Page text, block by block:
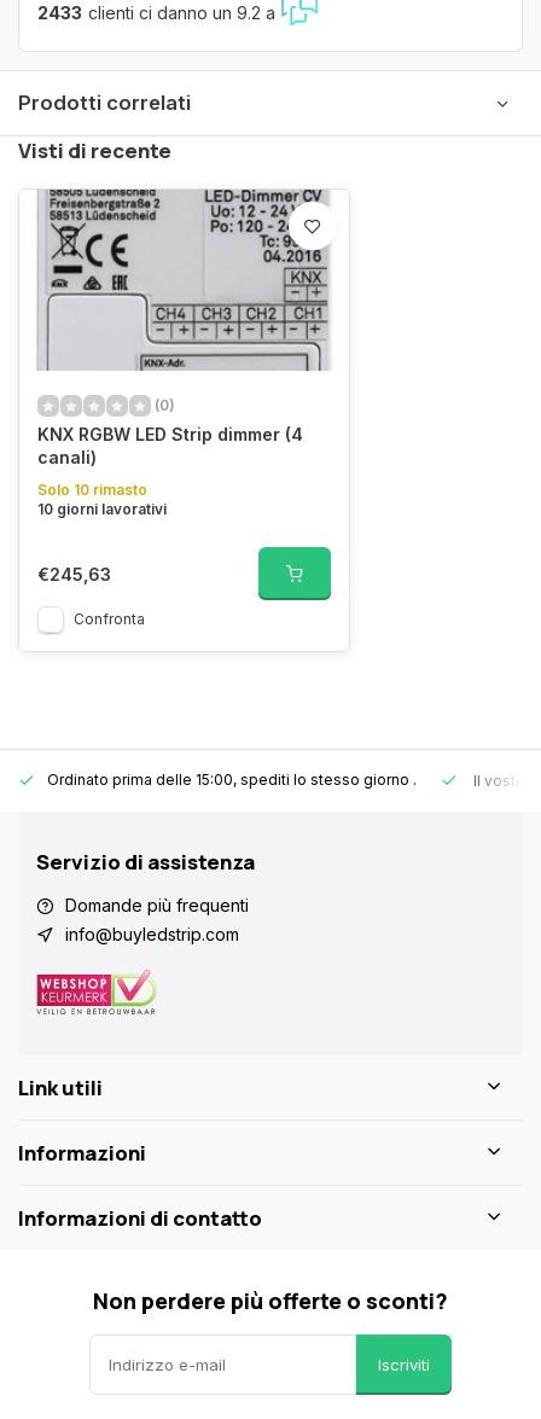
2433 clienti ci danno un 9.2 a
Prodotti correlati
Visti di recente
(0)
KNX RGBW LED Strip dimmer (4
canali)
Solo 10 rimasto
10 giorni lavorativi
€245,63
Confronta
Ordinato prima delle 15:00, spediti lo stesso giorno . Il vostro
Servizio di assistenza
Domande più frequenti
info@buyledstrip.com
Link utili
Informazioni
Informazioni di contatto
Non perdere più offerte o sconti?
Iscriviti